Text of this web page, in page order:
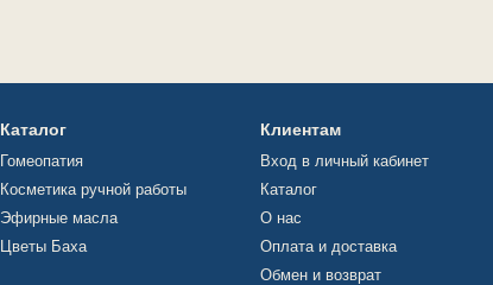
Каталог
Гомеопатия
Косметика ручной работы
Эфирные масла
Цветы Баха
Клиентам
Вход в личный кабинет
Каталог
О нас
Оплата и доставка
Обмен и возврат